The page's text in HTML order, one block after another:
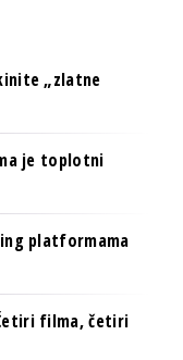
„zlatne
je toplotni
platformama
filma, četiri